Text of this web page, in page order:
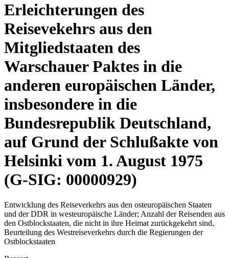
Erleichterungen des
Reisevekehrs aus den
Mitgliedstaaten des
Warschauer Paktes in die
anderen europäischen Länder,
insbesondere in die
Bundesrepublik Deutschland,
auf Grund der Schlußakte von
Helsinki vom 1. August 1975
(G-SIG: 00000929)
Entwicklung des Reiseverkehrs aus den osteuropäischen Staaten
und der DDR in westeuropäische Länder; Anzahl der Reisenden aus
den Ostblockstaaten, die nicht in ihre Heimat zurückgekehrt sind,
Beurteilung des Westreiseverkehrs durch die Regierungen der
Ostblockstaaten